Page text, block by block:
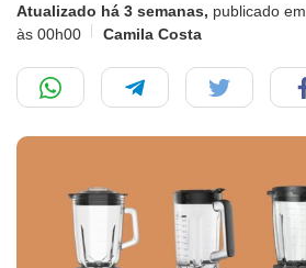
Atualizado há 3 semanas, publicado em
às 00h00
Camila Costa